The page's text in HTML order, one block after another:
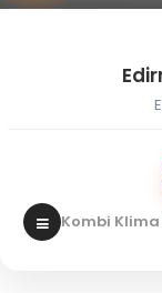
Kombi Klima